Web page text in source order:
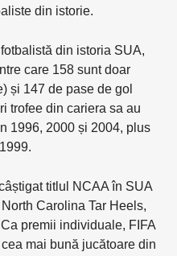
din istorie.
din istoria SUA,
care 158 sunt doar
și 147 de pase de gol
trofee din cariera sa au
1996, 2000 și 2004, plus
titlul NCAA în SUA
Carolina Tar Heels,
premii individuale, FIFA
mai bună jucătoare din